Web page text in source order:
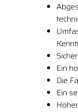
Ein
Die
Ein